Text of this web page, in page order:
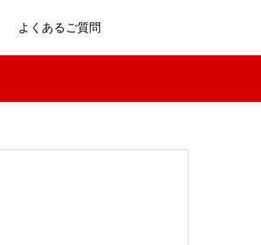
よくあるご質問